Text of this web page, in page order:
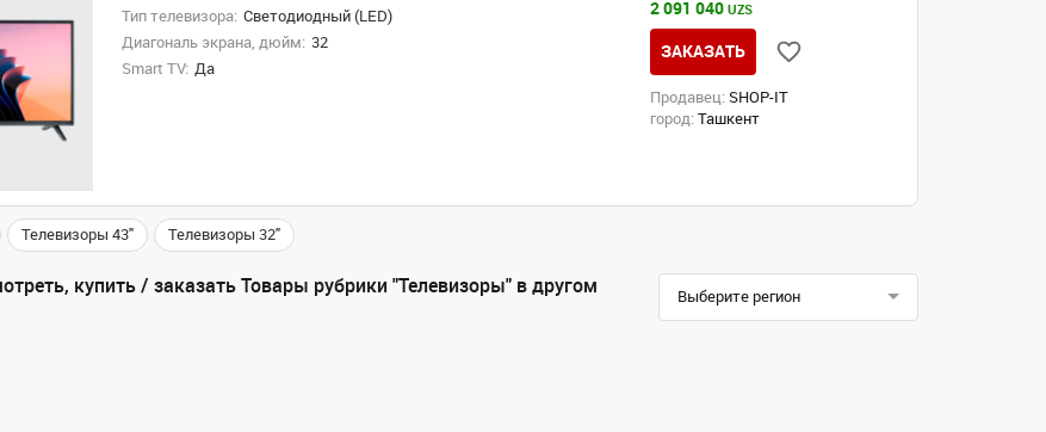
Тип телевизора: Светодиодный (LED)
Диагональ экрана, дюйм: 32
Smart TV: Да
2 091 040UZS
ЗАКАЗАТЬ
Продавец: SHOP-IT
город: Ташкент
Телевизоры 43" Телевизоры 32"
купить / заказать Товары рубрики "Телевизоры" в другом
Выберите регион